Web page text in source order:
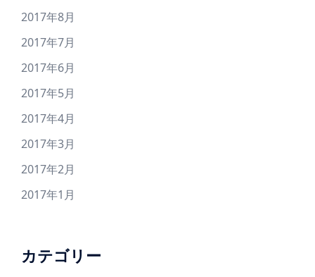
2017年8月
2017年7月
2017年6月
2017年5月
2017年4月
2017年3月
2017年2月
2017年1月
カテゴリー